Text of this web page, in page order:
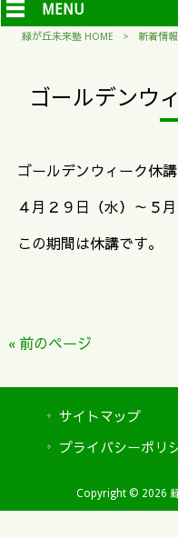
MENU
緑が丘未来塾 HOME > 新着情報
ゴールデンウ
ゴールデンウィーク休
４月２９日（水）～５月
この期間は休講です。
« 前のページ
サイトマップ
プライバシーポリ
Copyright © 2026